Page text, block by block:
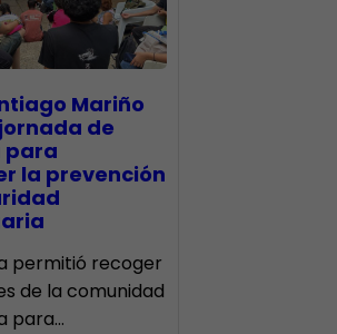
Mariño
de
para
la prevención
permitió recoger
de la comunidad
para…